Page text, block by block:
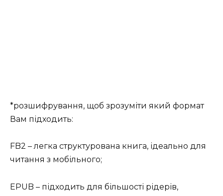
*розшифрування, щоб зрозуміти який формат
Вам підходить:
FB2 – легка структурована книга, ідеально для
читання з мобільного;
EPUB – підходить для більшості рідерів,